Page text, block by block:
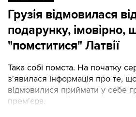
Грузія відмовилася
подарунку, імовірно,
"помститися" Латвії
Така собі помста. На початку
з'явилася інформація про те, що
відмовилися приймати у себе
прем'єра.